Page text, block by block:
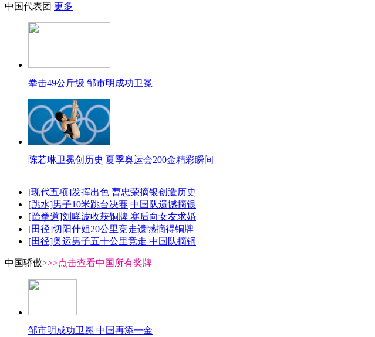
中国代表团 更多
拳击49公斤级 邹市明成功卫冕
陈若琳卫冕创历史 夏季奥运会200金精彩瞬间
[现代五项]发挥出色 曹忠荣摘银创造历史
[跳水]男子10米跳台决赛 中国队遗憾摘银
[跆拳道]刘哮波收获铜牌 赛后向女友求婚
[田径]切阳什姐20公里竞走遗憾摘得铜牌
[田径]奥运男子五十公里竞走 中国队摘铜
中国骄傲>>>点击查看中国所有奖牌
邹市明成功卫冕 中国再添一金